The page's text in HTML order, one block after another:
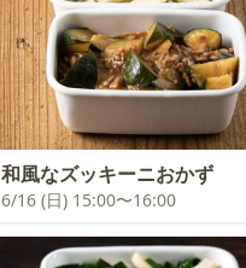
和風なズッキーニおかず
6/16 (日) 15:00〜16:00